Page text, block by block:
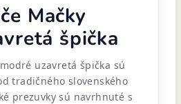
Mačky
špička
uzavretá špička sú
tradičného slovenského
prezuvky sú navrhnuté s